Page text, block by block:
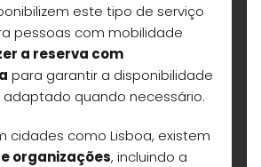
este tipo de serviço
pessoas com mobilidade
a reserva com
para garantir a disponibilidade
quando necessário.
cidades como Lisboa, existem
organizações, incluindo a